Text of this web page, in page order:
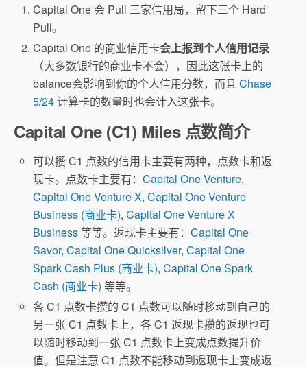
Capital One 会 Pull 三家信用局，留下三个 Hard
Pull。
Capital One 的商业信用卡会上报到个人信用记录
（大多数银行的商业卡不会），因此这张卡上的
balance会影响到你的个人信用分数，而且Chase
5/24计算卡的数量时也会计入这张卡。
Capital One (C1) Miles 点数简介
可以攒 C1 点数的信用卡主要有两种，点数卡和返
现卡。点数卡主要有：Capital One Venture,
Capital One Venture X,Capital One Venture
Business (商业卡),Capital One Venture X
Business等等。返现卡主要有：Capital One
Savor,Capital One Quicksilver,Capital One
Spark Cash Plus (商业卡),Capital One Spark
Cash (商业卡) 等等。
各 C1 点数卡攒的 C1 点数可以随时移动到自己的
另一张 C1 点数卡上，各 C1 返现卡攒的返现也可
以随时移动到一张 C1 点数卡上变成点数提升价
值。但是注意 C1 点数不能移动到返现卡上变成返